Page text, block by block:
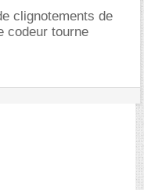
clignotements de
codeur tourne